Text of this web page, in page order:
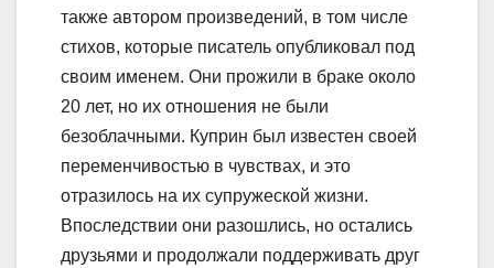
также автором произведений, в том числе
стихов, которые писатель опубликовал под
своим именем. Они прожили в браке около
20 лет, но их отношения не были
безоблачными. Куприн был известен своей
переменчивостью в чувствах, и это
отразилось на их супружеской жизни.
Впоследствии они разошлись, но остались
друзьями и продолжали поддерживать друг